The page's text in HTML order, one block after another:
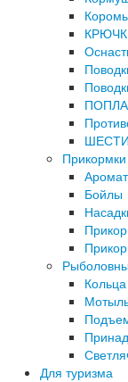
Прикормки
Бойлы
Для туризма